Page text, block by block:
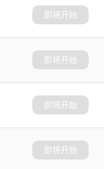
即将开始
即将开始
即将开始
即将开始